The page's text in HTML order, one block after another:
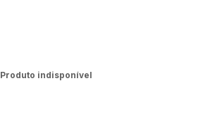
Produto indisponível